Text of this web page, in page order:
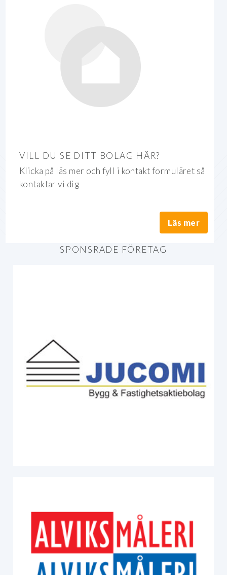
VILL DU SE DITT BOLAG HÄR?
Klicka på läs mer och fyll i kontakt formuläret så
kontaktar vi dig
Läs mer
SPONSRADE FÖRETAG